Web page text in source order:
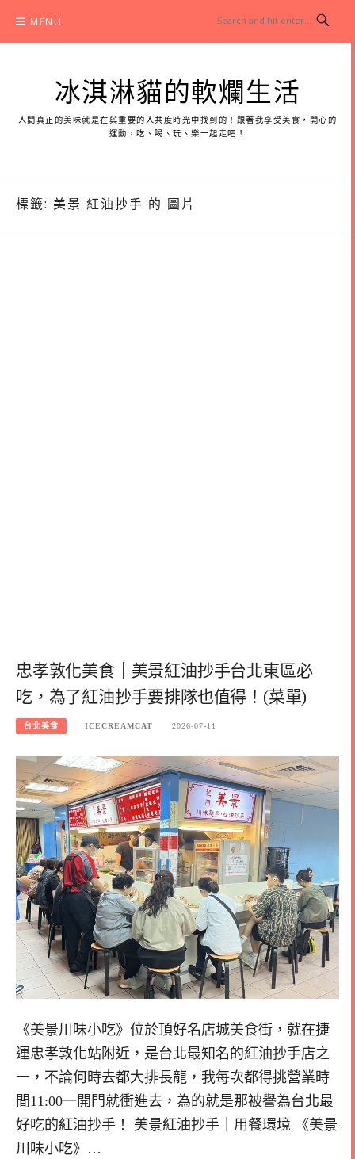
content
MENU
冰淇淋貓的軟爛生活
人間真正的美味就是在與重要的人共度時光中找到的！跟著我享受美食，開心的
運動，吃、喝、玩、樂一起走吧！
標籤: 美景 紅油抄手 的 圖片
忠孝敦化美食｜美景紅油抄手台北東區必
吃，為了紅油抄手要排隊也值得！(菜單)
台北美食 ICECREAMCAT 2026-07-11
《美景川味小吃》位於頂好名店城美食街，就在捷
運忠孝敦化站附近，是台北最知名的紅油抄手店之
一，不論何時去都大排長龍，我每次都得挑營業時
間11:00一開門就衝進去，為的就是那被譽為台北最
好吃的紅油抄手！ 美景紅油抄手｜用餐環境 《美景
川味小吃》…